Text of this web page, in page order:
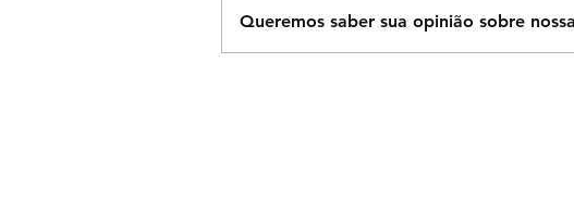
Queremos saber sua opinião sobre